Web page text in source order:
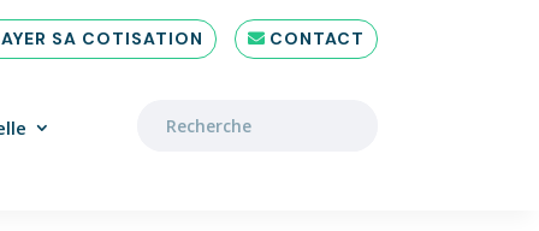
SA COTISATION CONTACT